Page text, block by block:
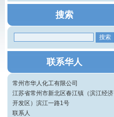
搜索
联系华人
常州市华人化工有限公司
江苏省常州市新北区春江镇（滨江经济
开发区）滨江一路1号
联系人